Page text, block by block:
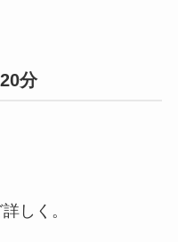
分
しく。